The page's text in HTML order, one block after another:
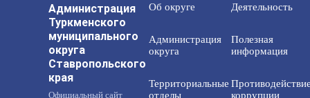
Администрация
Туркменского
муниципального
округа
Ставропольского
края
Официальный сайт
Об округе
Администрация
округа
Территориальные
отделы
Деятельность
Полезная
информация
коррупции